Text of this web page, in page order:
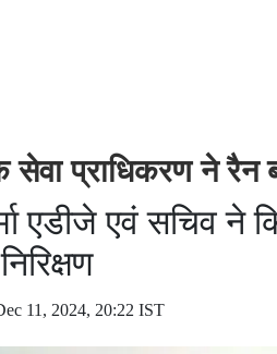
सेवा प्राधिकरण ने
एडीजे एवं सचिव ने
11, 2024, 20:22 IST